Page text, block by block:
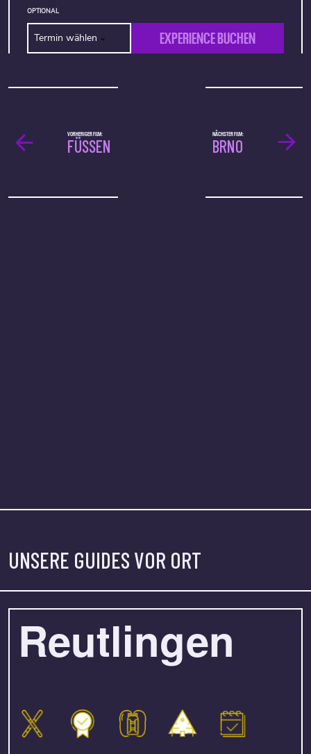
OPTIONAL
Termin wählen EXPERIENCE BUCHEN
NÄCHSTER FILM:
BRNO
VORHERIGER FILM:
FÜSSEN
UNSERE GUIDES VOR ORT
Reutlingen